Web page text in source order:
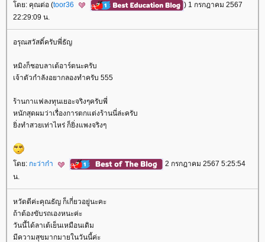
ดย: คุณต่อ (toor36
) 1 กรกฎาคม 2567
22:29:09 น.
อรุณสวัสดิ์ครับพี่ธัญ
หมิงก็ชอบลาเต้อาร์ตนะครับ
เจ้าตัวกำลังอยากลองทำครับ 555
ร้านกาแฟลงทุนเยอะจริงๆครับพี่
หนักสุดผมว่าเรื่องการตกแต่งร้านนี่ล่ะครับ
ิ่งทำสวยเท่าไหร่ ก็ยิ่งแพงจริงๆ
ดย: กะว่าก๋า
2 กรกฎาคม 2567 5:25:54
น.
หวัดดีค่ะคุณธัญ ก็เกี่ยวอยู่นะคะ
ถ้าต้องขับรถเองหนะค่ะ
วันนี้ได้ลาเต้เย็นเหมือนเดิม
มีความสุขมากมายในวันนี้ค่ะ